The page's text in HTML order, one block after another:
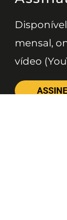
mensal,
vídeo
ASSINE